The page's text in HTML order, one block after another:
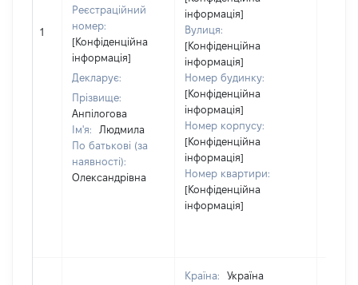
1
Реєстраційний
номер:
[Конфіденційна
інформація]
Декларує:
Прізвище:
Анпілогова
Ім'я:
Людмила
По батькові (за
наявності):
Олександрівна
інформація]
Вулиця:
[Конфіденційна
інформація]
Номер будинку:
[Конфіденційна
інформація]
Номер корпусу:
[Конфіденційна
інформація]
Номер квартири:
[Конфіденційна
інформація]
Країна:
Україна